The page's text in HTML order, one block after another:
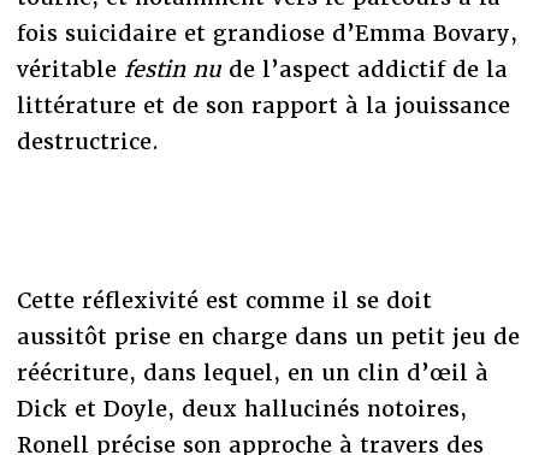
fois suicidaire et grandiose d’Emma Bovary,
véritable festin nude l’aspect addictif de la
littérature et de son rapport à la jouissance
destructrice.
Cette réflexivité est comme il se doit
aussitôt prise en charge dans un petit jeu de
réécriture, dans lequel, en un clin d’œil à
Dick et Doyle, deux hallucinés notoires,
Ronell précise son approche à travers des